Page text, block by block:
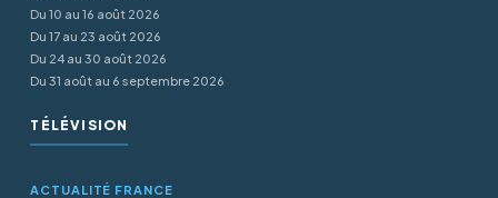
Du 10 au 16 août 2026
Du 17 au 23 août 2026
Du 24 au 30 août 2026
Du 31 août au 6 septembre 2026
TÉLÉVISION
ACTUALITÉ FRANCE